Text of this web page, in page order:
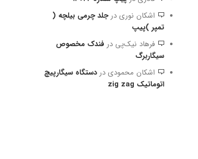
اشکان نوری درجلد چرمی بیلچه (
تمپر )پیپ
فرهاد نیک‌پی در فندک مخصوص
سیگاربرگ
اشکان محمودی دردستگاه سیگارپیچ
اتوماتیک zig zag